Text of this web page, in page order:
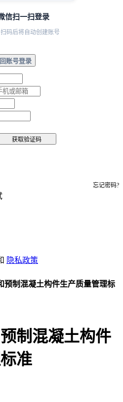
信扫一扫登录
码后将自动创建账号
账号登录
获取验证码
忘记密码?
隐私政策
预制混凝土构件生产质量管理标
制混凝土构件
准